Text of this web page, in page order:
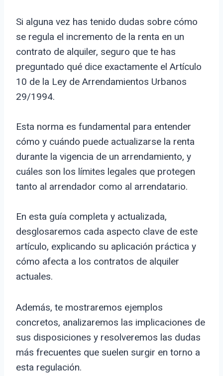
Si alguna vez has tenido dudas sobre cómo
se regula el incremento de la renta en un
contrato de alquiler, seguro que te has
preguntado qué dice exactamente el Artículo
10 de la Ley de Arrendamientos Urbanos
29/1994.
Esta norma es fundamental para entender
cómo y cuándo puede actualizarse la renta
durante la vigencia de un arrendamiento, y
cuáles son los límites legales que protegen
tanto al arrendador como al arrendatario.
En esta guía completa y actualizada,
desglosaremos cada aspecto clave de este
artículo, explicando su aplicación práctica y
cómo afecta a los contratos de alquiler
actuales.
Además, te mostraremos ejemplos
concretos, analizaremos las implicaciones de
sus disposiciones y resolveremos las dudas
más frecuentes que suelen surgir en torno a
esta regulación.